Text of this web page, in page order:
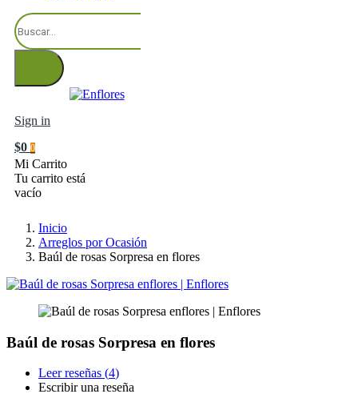
Sign in
$0 0
Mi Carrito
Tu carrito está
vacío
Inicio
Arreglos por Ocasión
Baúl de rosas Sorpresa en flores
Baúl de rosas Sorpresa en flores
Leer reseñas (4)
Escribir una reseña